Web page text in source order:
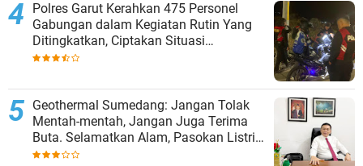
Polres Garut Kerahkan 475 Personel
Gabungan dalam Kegiatan Rutin Yang
Ditingkatkan, Ciptakan Situasi
Kamtibmas Tetap Aman dan Kondusif
Geothermal Sumedang: Jangan Tolak
Mentah-mentah, Jangan Juga Terima
Buta. Selamatkan Alam, Pasokan Listrik
Terjamin.